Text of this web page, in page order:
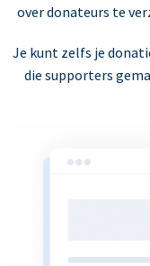
over donateurs te
Je kunt zelfs je
die supporters